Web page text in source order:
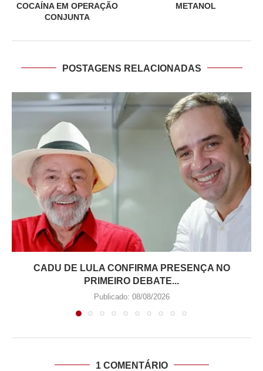
COCAÍNA EM OPERAÇÃO
CONJUNTA
METANOL
POSTAGENS RELACIONADAS
CADU DE LULA CONFIRMA PRESENÇA NO
PRIMEIRO DEBATE...
Publicado: 08/08/2026
1 COMENTÁRIO